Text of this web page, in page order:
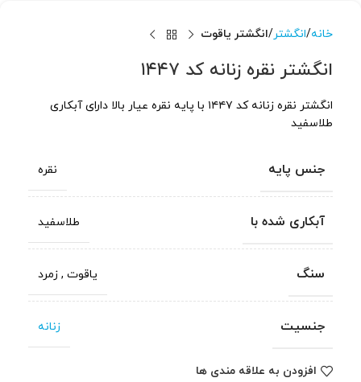
خانه انگشتر انگشتر یاقوت
انگشتر نقره زنانه کد ۱۴۴۷
انگشتر نقره زنانه کد ۱۴۴۷ با پایه نقره عیار بالا دارای آبکاری
طلاسفید
جنس پایه نقره
آبکاری شده با طلاسفید
سنگ یاقوت , زمرد
جنسیت زنانه
افزودن به علاقه مندی ها